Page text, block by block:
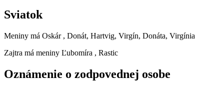
Sviatok
Meniny má Oskár , Donát, Hartvig, Virgín, Donáta, Virgínia
Zajtra má meniny Ľubomíra , Rastic
Oznámenie o zodpovednej osobe